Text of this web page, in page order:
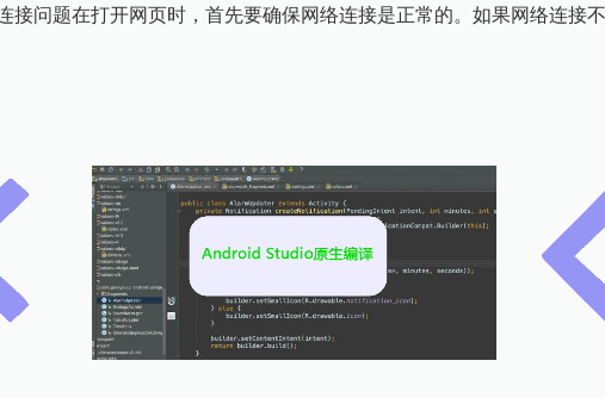
接问题在打开网页时，首先要确保网络连接是正常的。如果网络连接